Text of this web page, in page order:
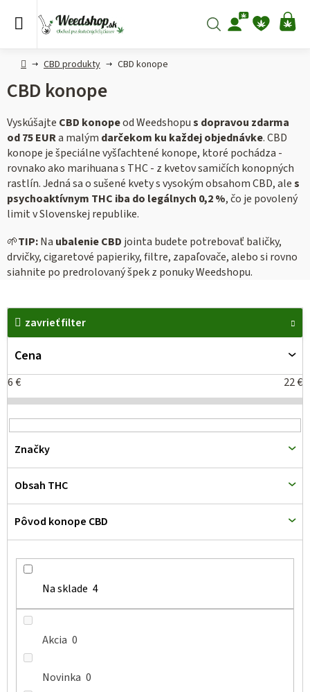
Hľadať
DomovCBD produkty CBD konope
CBD konope
Vyskúšajte CBD konopeod Weedshopus dopravou zdarma
od 75 EURa malým darčekom ku každej objednávke. CBD
konope je špeciálne vyšľachtené konope, ktoré pochádza -
rovnako ako marihuana s THC - z kvetov samičích konopných
rastlín. Jedná sa o sušené kvety s vysokým obsahom CBD, ales
psychoaktívnym THC iba do legálnych 0,2 %, čo je povolený
limit v Slovenskej republike.
🌱TIP:Na ubalenie CBD jointa budete potrebovať baličky,
drvičky, cigaretové papieriky, filtre, zapaľovače, alebo si rovno
siahnite po predrolovaný špek z ponuky Weedshopu.
zavrieť filter
Cena
6€ 22€
Na sklade 4
Akcia 0
Novinka 0
Značky
Obsah THC
Pôvod konope CBD
V
p
s
p
r
o
d
u
k
o